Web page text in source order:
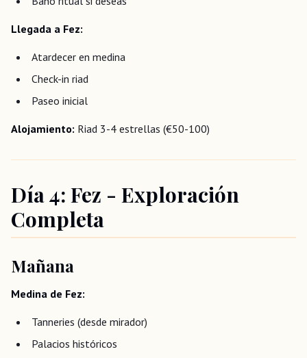
Llegada a Fez:
Atardecer en medina
Check-in riad
Paseo inicial
Alojamiento: Riad 3-4 estrellas (€50-100)
Día 4: Fez - Exploración
Completa
Mañana
Medina de Fez:
Tanneries (desde mirador)
Palacios históricos